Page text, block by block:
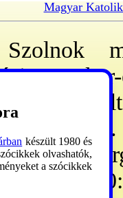
Magyar
esp.
tit.
épült,
készült 1980 és
olvashatók,
a szócikkek